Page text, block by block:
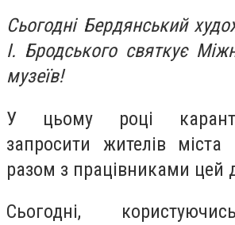
Сьогодні Бердянський
І. Бродськогосвяткує
музеїв!
У цьому році
запросити жителів міста
разом з працівниками цей
Сьогодні,